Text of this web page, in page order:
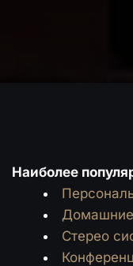
Наиболее
Домашние
Стерео